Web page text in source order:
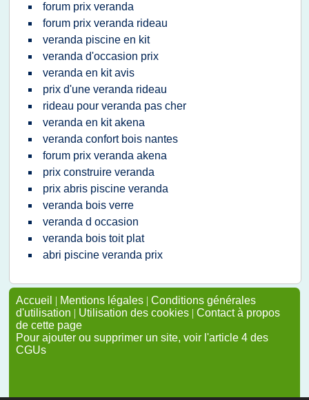
forum prix veranda
forum prix veranda rideau
veranda piscine en kit
veranda d'occasion prix
veranda en kit avis
prix d'une veranda rideau
rideau pour veranda pas cher
veranda en kit akena
veranda confort bois nantes
forum prix veranda akena
prix construire veranda
prix abris piscine veranda
veranda bois verre
veranda d occasion
veranda bois toit plat
abri piscine veranda prix
Accueil | Mentions légales | Conditions générales
d'utilisation | Utilisation des cookies | Contact à propos
de cette page
Pour ajouter ou supprimer un site, voir l'article 4 des
CGUs